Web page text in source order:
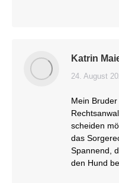
Katrin
sagt:
24. August
Mein
scheiden
das
Spannend,
den Hund